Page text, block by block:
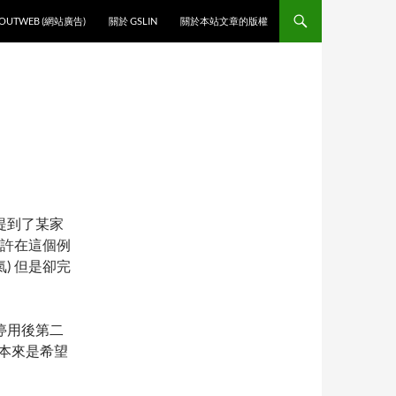
(網站廣告)
關於 GSLIN 關於本站文章的版權
到了某家
在這個例
) 但是卻完
用後第二
來是希望